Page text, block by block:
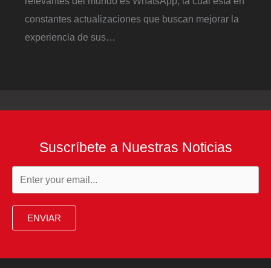
constantes actualizaciones que buscan mejorar la
experiencia de sus…
Suscríbete a Nuestras Noticias
ENVIAR